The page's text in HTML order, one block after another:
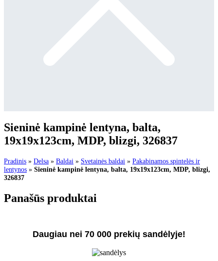
Sieninė kampinė lentyna, balta,
19x19x123cm, MDP, blizgi, 326837
Pradinis » Delsa » Baldai » Svetainės baldai » Pakabinamos spintelės ir
lentynos » Sieninė kampinė lentyna, balta, 19x19x123cm, MDP, blizgi,
326837
Panašūs produktai
Daugiau nei 70 000 prekių sandėlyje!